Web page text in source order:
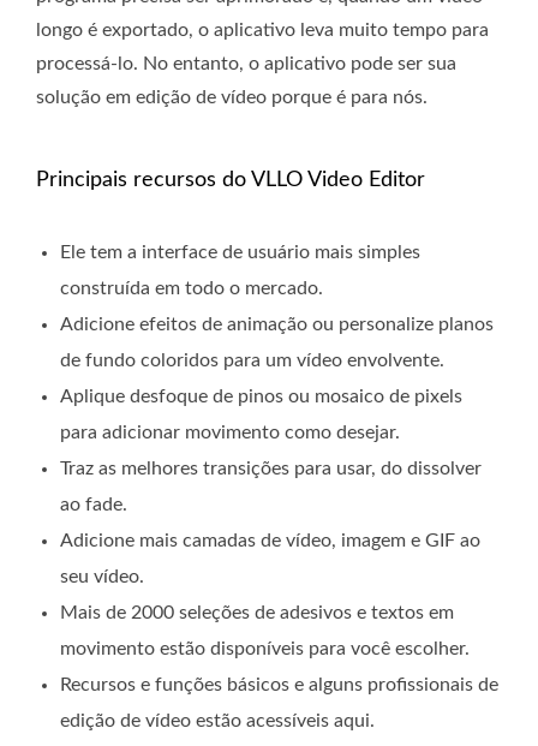
longo é exportado, o aplicativo leva muito tempo para
processá-lo. No entanto, o aplicativo pode ser sua
solução em edição de vídeo porque é para nós.
Principais recursos do VLLO Video Editor
Ele tem a interface de usuário mais simples
construída em todo o mercado.
Adicione efeitos de animação ou personalize planos
de fundo coloridos para um vídeo envolvente.
Aplique desfoque de pinos ou mosaico de pixels
para adicionar movimento como desejar.
Traz as melhores transições para usar, do dissolver
ao fade.
Adicione mais camadas de vídeo, imagem e GIF ao
seu vídeo.
Mais de 2000 seleções de adesivos e textos em
movimento estão disponíveis para você escolher.
Recursos e funções básicos e alguns profissionais de
edição de vídeo estão acessíveis aqui.